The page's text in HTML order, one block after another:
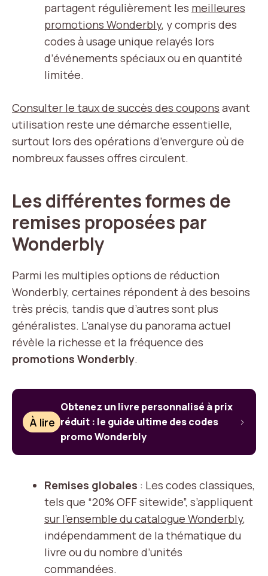
partagent régulièrement les meilleures
promotions Wonderbly, y compris des
codes à usage unique relayés lors
d’événements spéciaux ou en quantité
limitée.
Consulter le taux de succès des coupons avant
utilisation reste une démarche essentielle,
surtout lors des opérations d’envergure où de
nombreux fausses offres circulent.
Les différentes formes de
remises proposées par
Wonderbly
Parmi les multiples options de réduction
Wonderbly, certaines répondent à des besoins
très précis, tandis que d’autres sont plus
généralistes. L’analyse du panorama actuel
révèle la richesse et la fréquence des
promotions Wonderbly.
À lire
Obtenez un livre personnalisé à prix
réduit : le guide ultime des codes
promo Wonderbly
Remises globales : Les codes classiques,
tels que “20% OFF sitewide”, s’appliquent
sur l’ensemble du catalogue Wonderbly,
indépendamment de la thématique du
livre ou du nombre d’unités
commandées.